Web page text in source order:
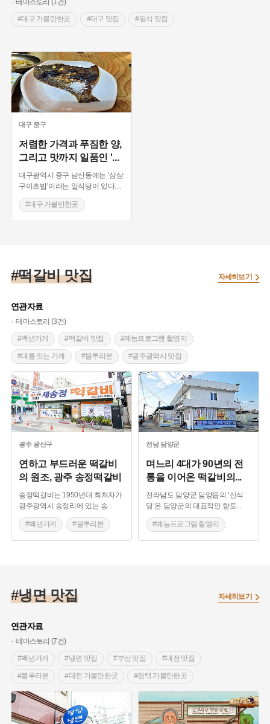
테마스토리 (1건)
#대구 가볼만한곳
#대구 맛집 #일식 맛집
대구 중구
저렴한 가격과 푸짐한 양,
그리고 맛까지 일품인 '...
대구광역시 중구 남산동에는 ‘삼삼
구이초밥’이라는 일식당이 있다....
#대구 가볼만한곳
#대구 맛집 #일식 맛집
#떡갈비 맛집
연관자료
테마스토리 (3건)
#백년가게
#떡갈비 맛집 #예능프로그램 촬영지
#대를 잇는 가게 #블루리본 #광주광역시 맛집
자세히보기
광주 광산구
연하고 부드러운 떡갈비
의 원조, 광주 송정떡갈비
송정떡갈비는 1950년대 최처자가
광주광역시 송정리에 있는 송
#백년가게 #블루리본
#떡갈비 맛집
전남 담양군
며느리 4대가 90년의 전
통을 이어온 떡갈비의 ...
전라남도 담양군 담양읍의 ‘신식
당’은 담양군의 대표적인 향토
#예능프로그램 촬영지
#대를 잇는 가게
#냉면 맛집
연관자료
테마스토리 (7건)
#백년가게
#냉면 맛집 #부산 맛집 #대전 맛집
#블루리본 #대전 가볼만한곳 #평택 가볼만한곳
#서울미래유산 #실향민음식 #속초 가볼만한곳
자세히보기